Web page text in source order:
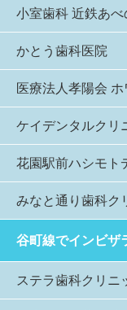
小室歯科 近鉄あ
かとう歯科医院
医療法人孝陽会
ケイデンタルクリ
花園駅前ハシモト
みなと通り歯科ク
谷町線でインビザ
ステラ歯科クリニ